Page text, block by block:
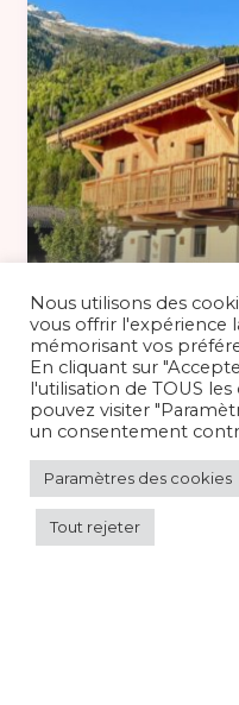
140 €/nuit
Chalet plain-
Samoëns
Maison/villa/chalet/
Nous utilisons des
vous offrir l'expérience
mémorisant vos
En cliquant sur
l'utilisation de TOUS
pouvez visiter
un consentement
Paramètres des cookies
Tout rejeter